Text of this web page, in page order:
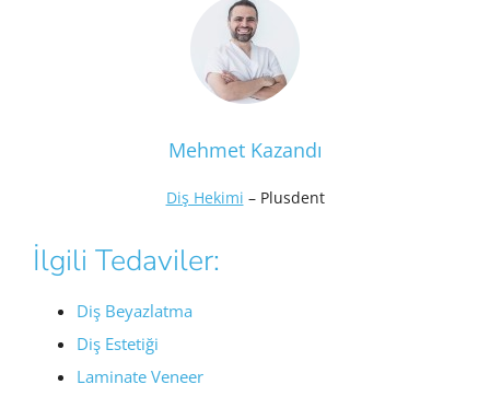
Mehmet Kazandı
Diş Hekimi – Plusdent
İlgili Tedaviler:
Diş Beyazlatma
Diş Estetiği
Laminate Veneer